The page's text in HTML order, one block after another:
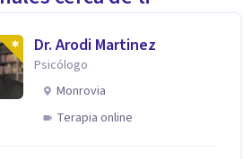
Dr. Arodi Martinez
Psicólogo
Monrovia
Terapia online